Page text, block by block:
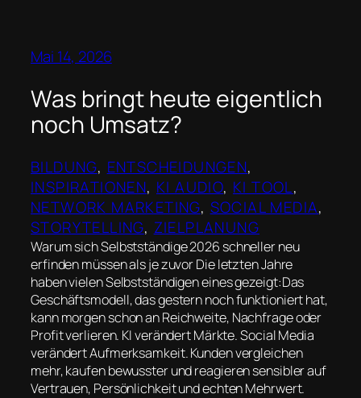
Mai 14, 2026
Was bringt heute eigentlich
noch Umsatz?
BILDUNG, ENTSCHEIDUNGEN
INSPIRATIONEN, KI AUDIO, KI TOOL
NETWORK MARKETING, SOCIAL MEDIA
STORYTELLING, ZIELPLANUNG
Warum sich Selbstständige 2026 schneller neu
erfinden müssen als je zuvor Die letzten Jahre
haben vielen Selbstständigen eines gezeigt:Das
Geschäftsmodell, das gestern noch funktioniert hat,
kann morgen schon an Reichweite, Nachfrage oder
Profit verlieren. KI verändert Märkte. Social Media
verändert Aufmerksamkeit. Kunden vergleichen
mehr, kaufen bewusster und reagieren sensibler auf
Vertrauen, Persönlichkeit und echten Mehrwert.